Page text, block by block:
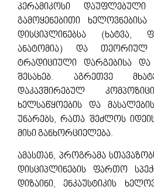
კერამიკოსი
გამოყენებითი
დისციპლინებსა (ხატვა,
ანატომია) და თეორიულ
ტრადიციული დარგებისა და
შესახებ. აგრეთვე
დაკავშირებულ
ხელსაწყოების და
უნარებს, რათა შეძლოს
მისი განხორციელება.
ამასთან, პროგრამა
დისციპლინების ფართო
დიზაინი, ენკაუსტიკის